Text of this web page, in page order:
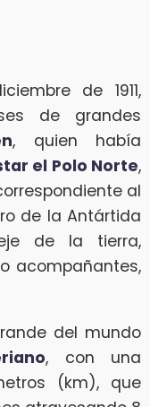
de 1911,
de grandes
, quien había
el Polo Norte,
al
de la Antártida
de la tierra,
acompañantes,
del mundo
, con una
(km), que